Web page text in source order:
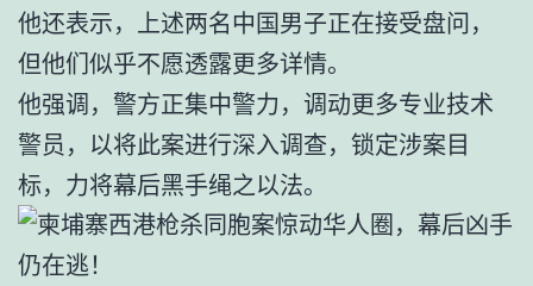
他还表示，上述两名中国男子正在接受盘问，
但他们似乎不愿透露更多详情。
他强调，警方正集中警力，调动更多专业技术
警员，以将此案进行深入调查，锁定涉案目
标，力将幕后黑手绳之以法。